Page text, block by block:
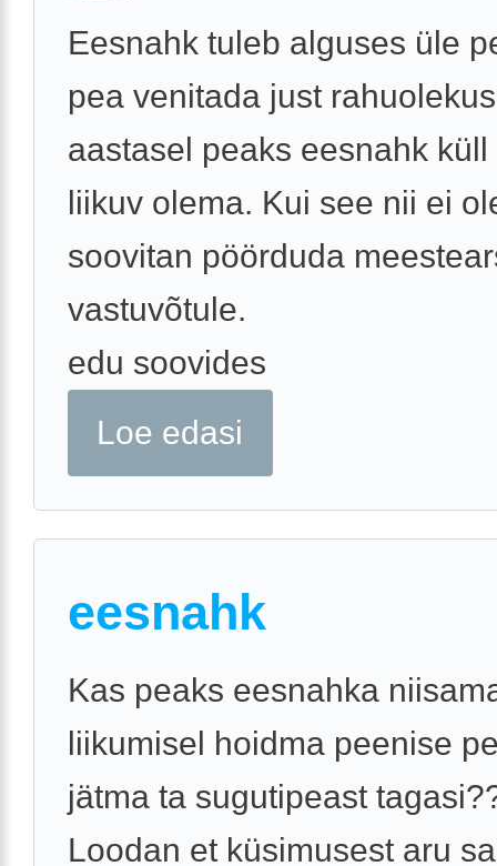
Eesnahk tuleb alguses üle
pea venitada just
aastasel peaks eesnahk küll
liikuv olema. Kui see nii ei
soovitan pöörduda
vastuvõtule.
edu soovides
Loe edasi
eesnahk
Kas peaks eesnahka
liikumisel hoidma peenise
jätma ta sugutipeast
Loodan et küsimusest aru